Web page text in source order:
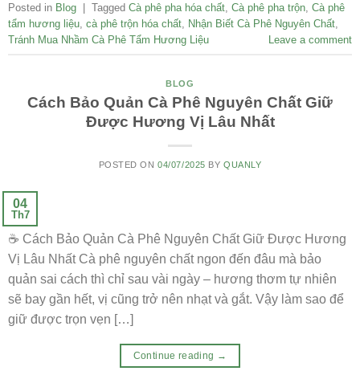
Posted in Blog Tagged Cà phê pha hóa chất, Cà phê pha trộn, Cà phê
tẩm hương liệu, cà phê trộn hóa chất, Nhận Biết Cà Phê Nguyên Chất,
Tránh Mua Nhầm Cà Phê Tẩm Hương Liệu
Leave a comment
BLOG
Cách Bảo Quản Cà Phê Nguyên Chất Giữ
Được Hương Vị Lâu Nhất
POSTED ON04/07/2025 BYQUANLY
04
Th7
☕ Cách Bảo Quản Cà Phê Nguyên Chất Giữ Được Hương
Vị Lâu Nhất Cà phê nguyên chất ngon đến đâu mà bảo
quản sai cách thì chỉ sau vài ngày – hương thơm tự nhiên
sẽ bay gần hết, vị cũng trở nên nhạt và gắt. Vậy làm sao để
giữ được trọn vẹn […]
Continue reading →